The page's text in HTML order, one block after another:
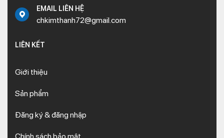
EMAIL LIÊN HỆ
chkimthanh72@gmail.com
LIÊN KẾT
Giới thiệu
Sản phẩm
Đăng ký & đăng nhập